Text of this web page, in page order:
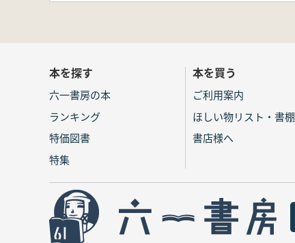
本を探す
六一書房の本
ランキング
特価図書
特集
本を買う
ご利用案内
ほしい物リスト・書棚
書店様へ